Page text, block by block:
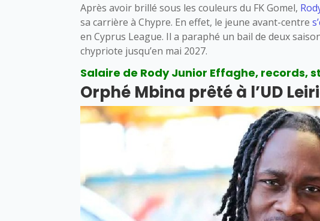
Après avoir brillé sous les couleurs du FK Gomel,
sa carrière à Chypre. En effet, le jeune avant-centre
en Cyprus League. Il a paraphé un bail de deux
chypriote jusqu’en mai 2027.
Salaire de Rody Junior Effaghe, records,
Orphé Mbina prêté à l’UD